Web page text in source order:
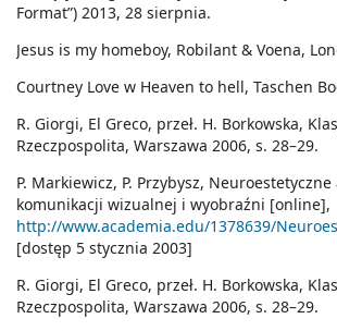
Format”) 2013, 28 sierpnia.
Jesus is my homeboy, Robilant & Voena,
Courtney Love w Heaven to hell, Taschen
R. Giorgi, El Greco, przeł. H. Borkowska,
Rzeczpospolita, Warszawa 2006, s. 28–29.
P. Markiewicz, P. Przybysz,
komunikacji wizualnej i wyobraźni [online],
http://www.academia.edu/1378639/
[dostęp 5 stycznia 2003]
R. Giorgi, El Greco, przeł. H. Borkowska,
Rzeczpospolita, Warszawa 2006, s. 28–29.